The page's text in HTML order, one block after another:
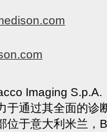
Imaging
于通过其全面的诊
位于意大利米兰，